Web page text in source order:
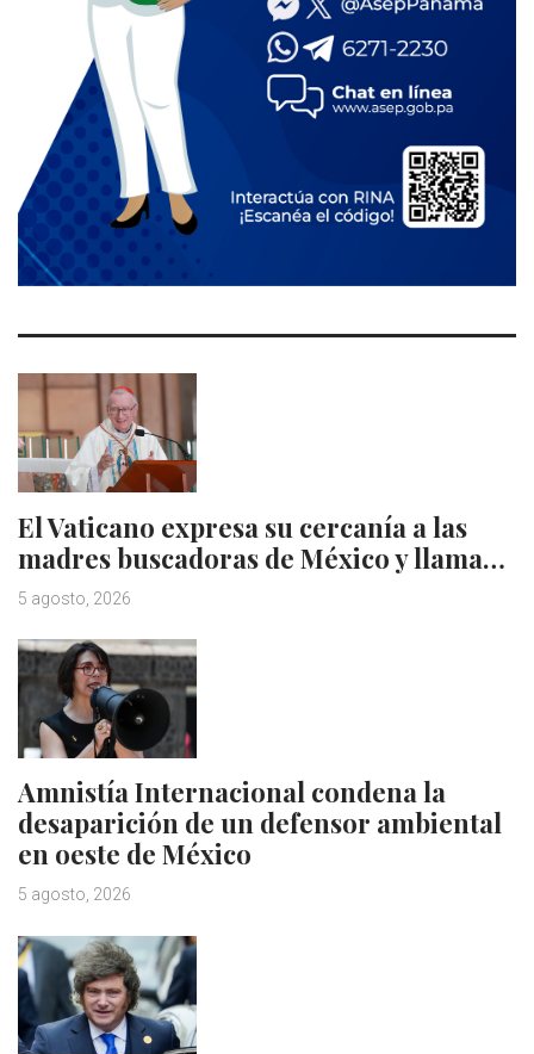
El Vaticano expresa su cercanía a las
madres buscadoras de México y llama…
5 agosto, 2026
Amnistía Internacional condena la
desaparición de un defensor ambiental
en oeste de México
5 agosto, 2026